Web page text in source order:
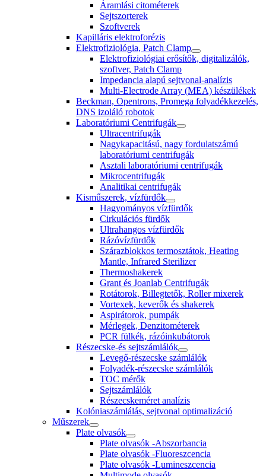
Áramlási citométerek
Sejtszorterek
Szoftverek
Kapilláris elektroforézis
Elektrofiziológia, Patch Clamp
Elektrofiziológiai erősítők, digitalizálók,
szoftver, Patch Clamp
Impedancia alapú sejtvonal-analízis
Multi-Electrode Array (MEA) készülékek
Beckman, Opentrons, Promega folyadékkezelés,
DNS izoláló robotok
Laboratóriumi Centrifugák
Ultracentrifugák
Nagykapacitású, nagy fordulatszámú
laboratóriumi centrifugák
Asztali laboratóriumi centrifugák
Mikrocentrifugák
Analitikai centrifugák
Kisműszerek, vízfürdők
Hagyományos vízfürdők
Cirkulációs fürdők
Ultrahangos vízfürdők
Rázóvízfürdők
Szárazblokkos termosztátok, Heating
Mantle, Infrared Sterilizer
Thermoshakerek
Grant és Joanlab Centrifugák
Rotátorok, Billegtetők, Roller mixerek
Vortexek, keverők és shakerek
Aspirátorok, pumpák
Mérlegek, Denzitométerek
PCR fülkék, rázóinkubátorok
Részecske-és sejtszámlálók
Levegő-részecske számlálók
Folyadék-részecske számlálók
TOC mérők
Sejtszámlálók
Részecskeméret analízis
Kolóniaszámlálás, sejtvonal optimalizáció
Műszerek
Plate olvasók
Plate olvasók -Abszorbancia
Plate olvasók -Fluoreszcencia
Plate olvasók -Lumineszcencia